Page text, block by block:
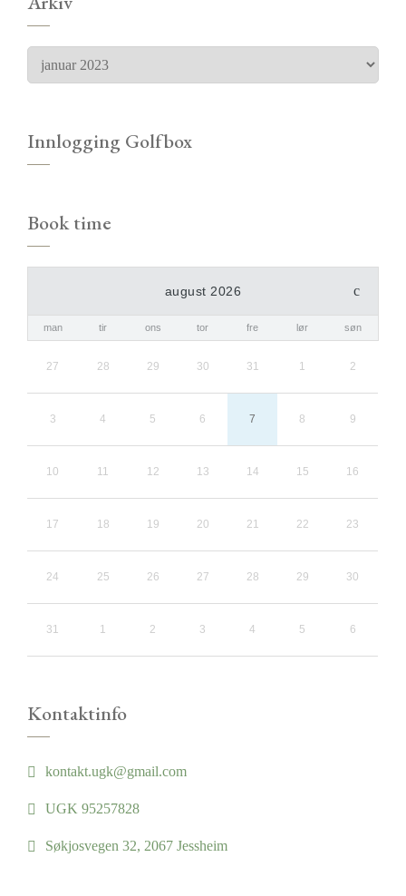
Innlogging Golfbox
Book time
august 2026
man tir ons tor fre lør søn
27 28 29 30 31 1 2
3 4 5 6 7 8 9
10 11 12 13 14 15 16
17 18 19 20 21 22 23
24 25 26 27 28 29 30
31 1 2 3 4 5 6
Kontaktinfo
kontakt.ugk@gmail.com
UGK 95257828
Søkjosvegen 32, 2067 Jessheim